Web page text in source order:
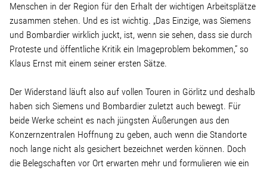
Pressestimmen
Bestellen
Menschen in der Region für den Erhalt der wichtigen Arbeitsplätze
zusammen stehen. Und es ist wichtig. „Das Einzige, was Siemens
und Bombardier wirklich juckt, ist, wenn sie sehen, dass sie durch
Proteste und öffentliche Kritik ein Imageproblem bekommen,“ so
Klaus Ernst mit einem seiner ersten Sätze.
Der Widerstand läuft also auf vollen Touren in Görlitz und deshalb
haben sich Siemens und Bombardier zuletzt auch bewegt. Für
beide Werke scheint es nach jüngsten Äußerungen aus den
Konzernzentralen Hoffnung zu geben, auch wenn die Standorte
noch lange nicht als gesichert bezeichnet werden können. Doch
die Belegschaften vor Ort erwarten mehr und formulieren wie ein